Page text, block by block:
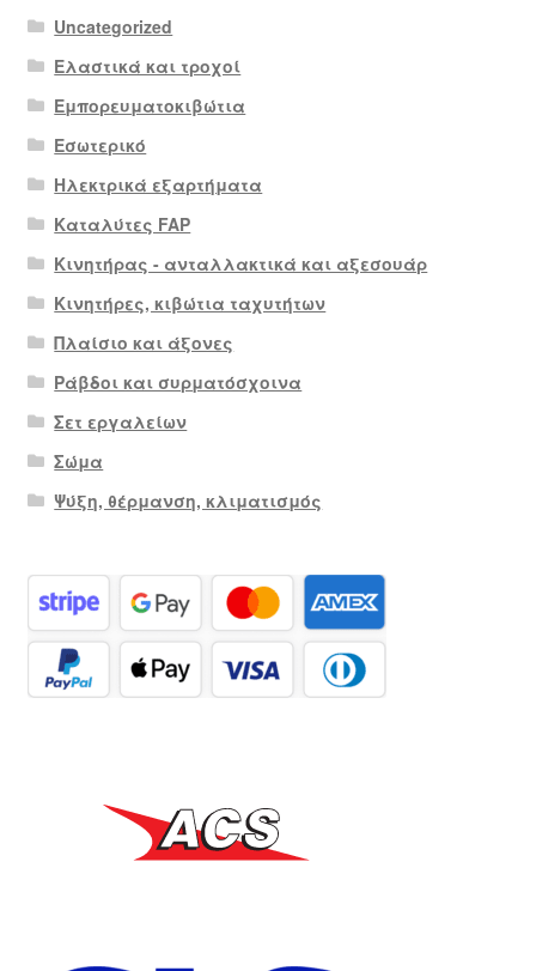
Uncategorized
Ελαστικά και τροχοί
Εμπορευματοκιβώτια
Εσωτερικό
Ηλεκτρικά εξαρτήματα
Καταλύτες FAP
Κινητήρας - ανταλλακτικά και αξεσουάρ
Κινητήρες, κιβώτια ταχυτήτων
Πλαίσιο και άξονες
Ράβδοι και συρματόσχοινα
Σετ εργαλείων
Σώμα
Ψύξη, θέρμανση, κλιματισμός